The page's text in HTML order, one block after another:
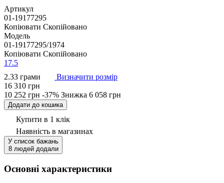
Артикул
01-19177295
Копіювати Скопійовано
Модель
01-19177295/1974
Копіювати Скопійовано
17.5
2.33 грами
Визначити розмір
16 310 грн
10 252 грн -37% Знижка 6 058 грн
Додати до кошика
Купити в 1 клік
Наявність в магазинах
У список бажань
8 людей додали
Основні характеристики